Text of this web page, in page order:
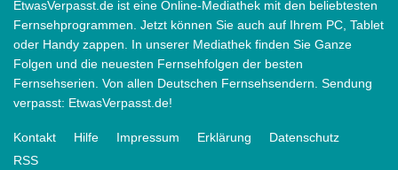
EtwasVerpasst.de ist eine Online-Mediathek mit den beliebtesten
Fernsehprogrammen. Jetzt können Sie auch auf Ihrem PC, Tablet
oder Handy zappen. In unserer Mediathek finden Sie Ganze
Folgen und die neuesten Fernsehfolgen der besten
Fernsehserien. Von allen Deutschen Fernsehsendern. Sendung
verpasst: EtwasVerpasst.de!
Kontakt Hilfe Impressum Erklärung
Datenschutz
RSS